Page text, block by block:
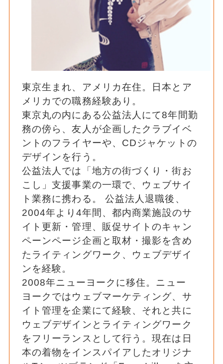
東京生まれ、アメリカ在住。日本とア
メリカでの職務経験あり。
東京丸の内にある公益法人にて8年間勤
務の傍ら、友人が企画したクラブイベ
ントのフライヤーや、CDジャケットの
デザインを行う。
公益法人では「地方の街づくり・街お
こし」支援事業の一環で、ウェブサイ
ト業務に携わる。 公益法人退職後、
2004年より4年間、都内商業施設のサ
イト更新・管理、販促サイトのキャン
ペーンページ企画と取材・撮影を含め
たライティングワーク、ウェブデザイ
ンを経験。
2008年ニューヨークに移住。ニュー
ヨークではウェブマーケティング、サ
イト管理を企業にて経験、それと共に
ウェブデザインとライティングワーク
をフリーランスとして行う。現在は日
本の着物をインスパイアしたオリジナ